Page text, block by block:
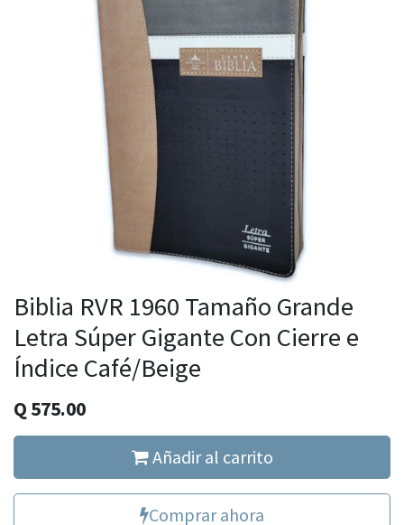
Biblia RVR 1960 Tamaño Grande
Letra Súper Gigante Con Cierre e
Índice Café/Beige
Q 575.00
Añadir al carrito
Comprar ahora